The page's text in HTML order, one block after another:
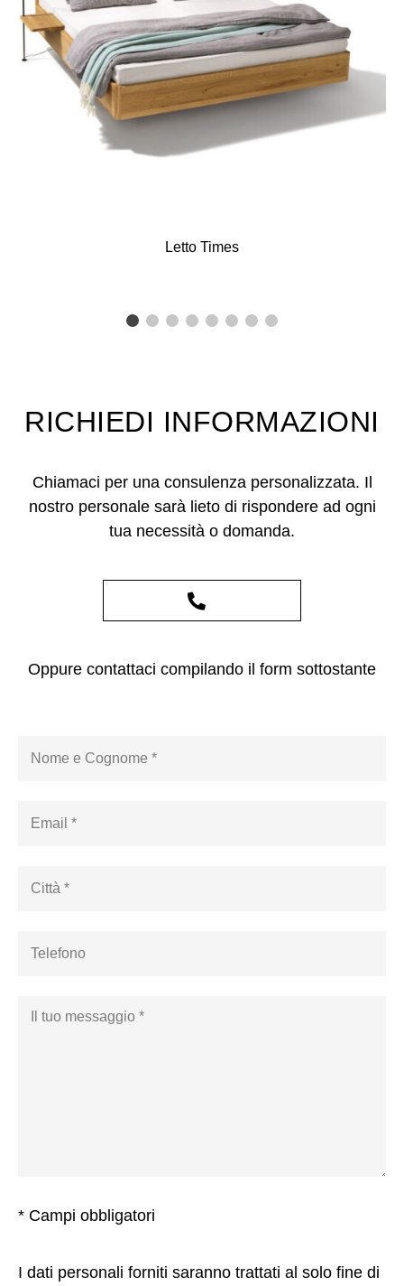
Letto Times
RICHIEDI INFORMAZIONI
Chiamaci per una consulenza personalizzata. Il
nostro personale sarà lieto di rispondere ad ogni
tua necessità o domanda.
Oppure contattaci compilando il form sottostante
* Campi obbligatori
I dati personali forniti saranno trattati al solo fine di